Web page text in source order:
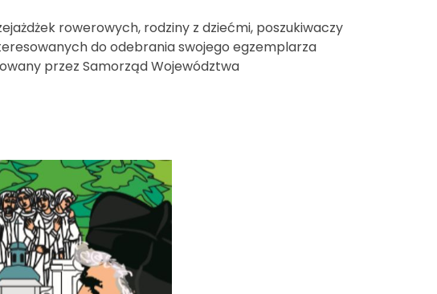
rowerowych, rodziny z dziećmi, poszukiwaczy
do odebrania swojego egzemplarza
przez Samorząd Województwa